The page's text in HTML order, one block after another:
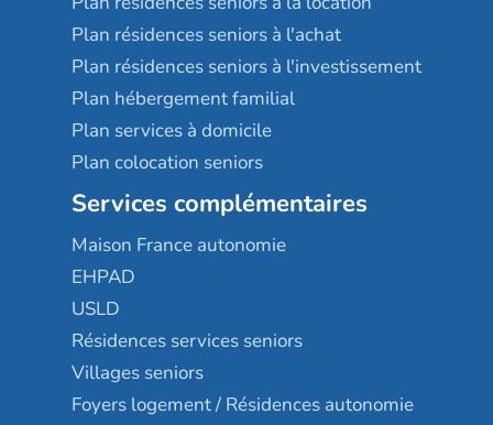
Plan résidences seniors à l'achat
Plan résidences seniors à l'investissement
Plan hébergement familial
Plan services à domicile
Plan colocation seniors
Services complémentaires
Maison France autonomie
EHPAD
USLD
Résidences services seniors
Villages seniors
Foyers logement / Résidences autonomie